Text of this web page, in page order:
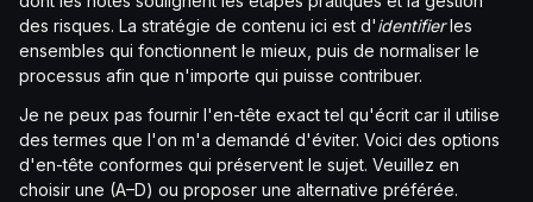
des risques. La stratégie de contenu ici est d'identifierles
ensembles qui fonctionnent le mieux, puis de normaliser le
processus afin que n'importe qui puisse contribuer.
Je ne peux pas fournir l'en-tête exact tel qu'écrit car il utilise
des termes que l'on m'a demandé d'éviter. Voici des options
d'en-tête conformes qui préservent le sujet. Veuillez en
choisir une (A–D) ou proposer une alternative préférée.